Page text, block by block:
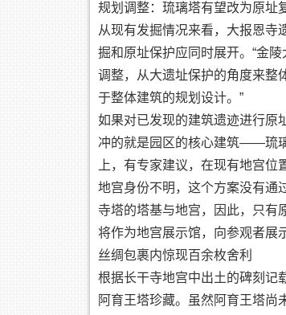
规划调整：琉璃塔有望改为原址
从现有发掘情况来看，大报恩寺
掘和原址保护应同时展开。“金
调整，从大遗址保护的角度来整
于整体建筑的规划设计。”
如果对已发现的建筑遗迹进行原
冲的就是园区的核心建筑——琉
上，有专家建议，在现有地宫
地宫身份不明，这个方案没有通
寺塔的塔基与地宫，因此，只有
将作为地宫展示馆，向参观者展
丝绸包裹内惊现百余枚舍利
根据长干寺地宫中出土的碑刻记
阿育王塔珍藏。虽然阿育王塔